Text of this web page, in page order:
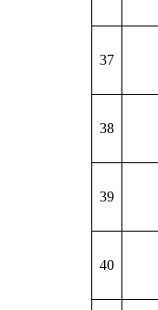
37
38
39
40